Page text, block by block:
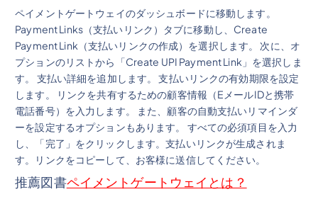
ペイメントゲートウェイのダッシュボードに移動します。
Payment Links（支払いリンク）タブに移動し、Create
Payment Link（支払いリンクの作成）を選択します。 次に、オ
プションのリストから「Create UPI Payment Link」を選択しま
す。 支払い詳細を追加します。 支払いリンクの有効期限を設定
します。 リンクを共有するための顧客情報（EメールIDと携帯
電話番号）を入力します。 また、顧客の自動支払いリマインダ
ーを設定するオプションもあります。 すべての必須項目を入力
し、「完了」をクリックします。支払いリンクが生成されま
す。リンクをコピーして、お客様に送信してください。
推薦図書ペイメントゲートウェイとは？